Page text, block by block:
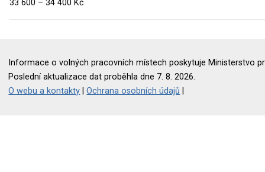
33 600 – 34 400 Kč
Informace o volných pracovních místech poskytuje Ministerstvo
Poslední aktualizace dat proběhla dne 7. 8. 2026.
O webu a kontakty |Ochrana osobních údajů